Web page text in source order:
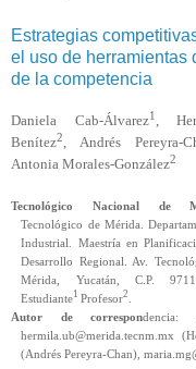
Estrategias
el uso de herramientas
de la competencia
Daniela Cab-Álvarez1 ,
Benítez2, Andrés Pereyra-
Antonia Morales-González2
Tecnológico Nacional de
Tecnológico de Mérida.
Industrial. Maestría en
Desarrollo Regional. Av.
Mérida, Yucatán, C.P.
Estudiante1Profesor2 .
Autor de correspondencia:
hermila.ub@merida.tecnm.mx
(Andrés Pereyra-Chan),